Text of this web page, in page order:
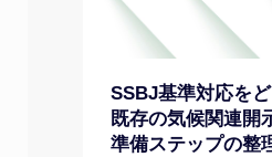
SSBJ基準対応を
既存の気候関連開
準備ステップの整